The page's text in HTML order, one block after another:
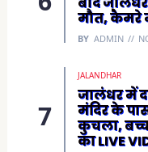
मौत, कैमरे
BY ADMIN
JALANDHAR
जालंधर में
मंदिर के
कुचला,
का LIVE